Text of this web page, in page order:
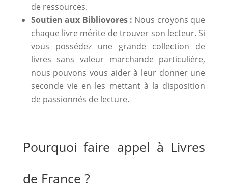
de ressources.
Soutien aux Bibliovores : Nous croyons que
chaque livre mérite de trouver son lecteur. Si
vous possédez une grande collection de
livres sans valeur marchande particulière,
nous pouvons vous aider à leur donner une
seconde vie en les mettant à la disposition
de passionnés de lecture.
Pourquoi faire appel à Livres
de France ?